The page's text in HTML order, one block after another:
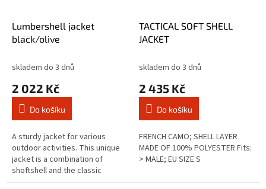
Lumbershell jacket
black/olive
skladem do 3 dnů
2 022 Kč
Do košíku
A sturdy jacket for various
outdoor activities. This unique
jacket is a combination of
shoftshell and the classic
lumberjack shirt. Made of 100%
TACTICAL SOFT SHELL
JACKET
skladem do 3 dnů
2 435 Kč
Do košíku
FRENCH CAMO; SHELL LAYER
MADE OF 100% POLYESTER Fits:
> MALE; EU SIZE S